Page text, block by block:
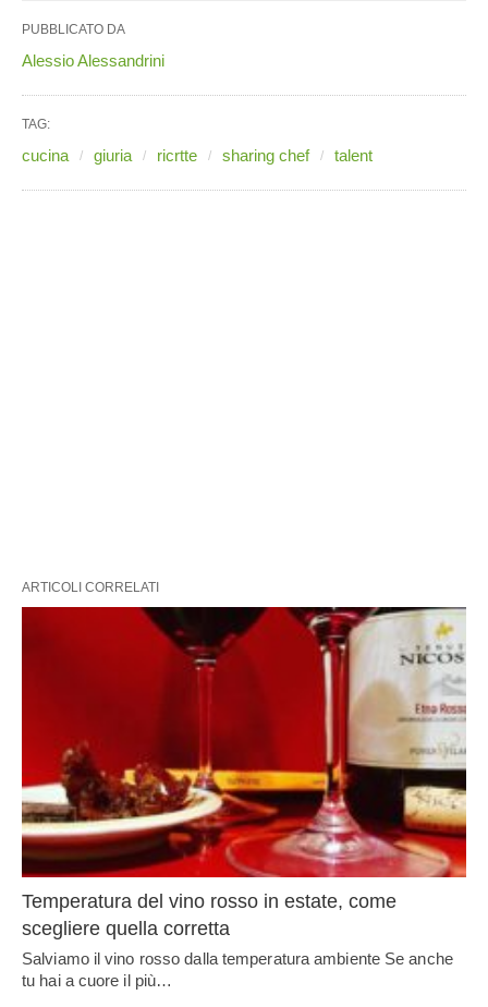
PUBBLICATO DA
Alessio Alessandrini
TAG:
cucina giuria ricrtte sharing chef talent
ARTICOLI CORRELATI
Temperatura del vino rosso in estate, come
scegliere quella corretta
Salviamo il vino rosso dalla temperatura ambiente Se anche
tu hai a cuore il più…